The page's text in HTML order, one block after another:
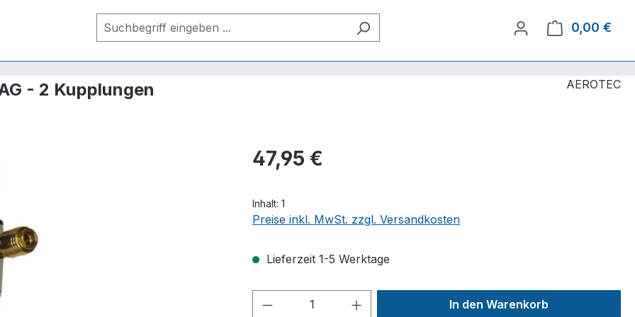
0,00 €
- 2 Kupplungen AEROTEC
47,95 €
Inhalt: 1
Preise inkl. MwSt. zzgl. Versandkosten
Lieferzeit 1-5 Werktage
Produkt Anzahl: Gib den gewünschten Wert
In den Warenkorb